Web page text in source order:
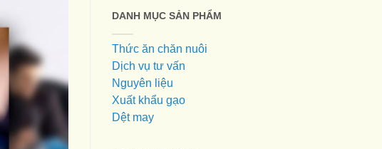
DANH MỤC SẢN PHẨM
Thức ăn chăn nuôi
Dịch vụ tư vấn
Nguyên liệu
Xuất khẩu gạo
Dệt may